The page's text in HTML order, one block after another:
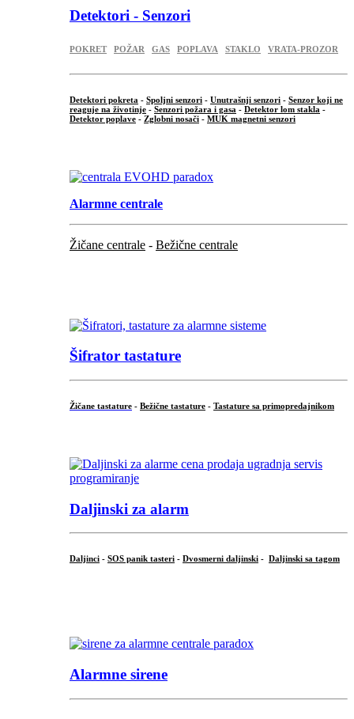
Detektori - Senzori
POKRET POŽAR GAS POPLAVA STAKLO VRATA-PROZOR
Detektori pokreta - Spoljni senzori - Unutrašnji senzori - Senzor koji ne
reaguje na životinje - Senzori požara i gasa - Detektor lom stakla -
Detektor poplave - Zglobni nosači - MUK magnetni senzori
Alarmne centrale
Žičane centrale - Bežične centrale
Šifrator tastature
Žičane tastature - Bežične tastature - Tastature sa primopredajnikom
Daljinski za alarm
Daljinci - SOS panik tasteri - Dvosmerni daljinski - Daljinski sa tagom
Alarmne sirene